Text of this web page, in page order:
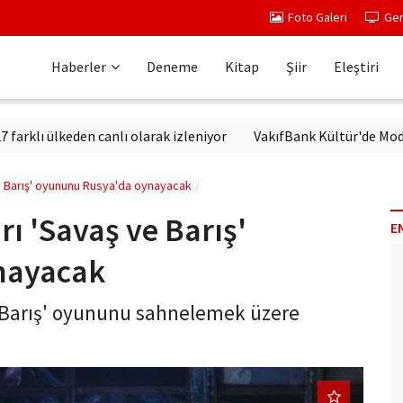
Foto Galeri
Haberler Deneme Kitap Şiir Eleştiri
canlı olarak izleniyor VakıfBank Kültür'de Modern
oyununu Rusya'da oynayacak
'Savaş ve Barış'
oyununu sahnelemek üzere